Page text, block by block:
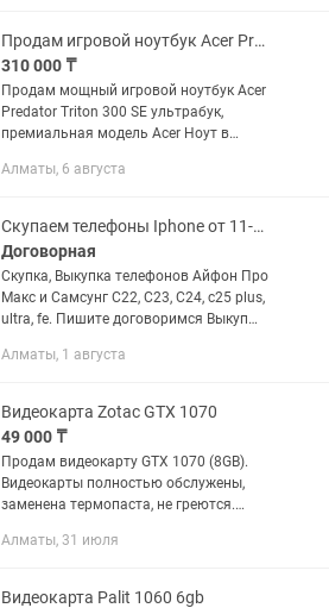
Продам игровой ноутбук Acer Predator Triton
310 000 ₸
Продам мощный игровой ноутбук Acer
Predator Triton 300 SE ультрабук,
премиальная модель Acer Ноут в
лагает, в ремонте не был и не
Алматы, 6 августа
Скупаем телефоны Iphone от 11-16 до Pro Max, Samsung S22 - S25 Ultra
Договорная
Скупка, Выкупка телефонов Айфон Про
Макс и Самсунг С22, С23, С24, с25 plus,
ultra, fe. Пишите договоримся Выкуп
15 Pro, 15, 15 Plus iPhone 14 Pro Max, 14
Алматы, 1 августа
Видеокарта Zotac GTX 1070
49 000 ₸
Продам видеокарту GTX 1070 (8GB).
Видеокарты полностью обслужены,
заменена термопаста, не греются.
были в ремонте. Могу отправить видео
Алматы, 31 июля
Видеокарта Palit 1060 6gb